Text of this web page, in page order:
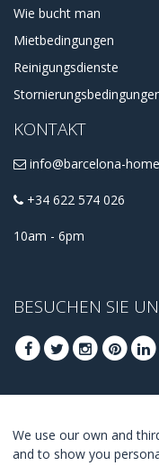
Wie bucht man
Mietbedingungen
Reinigungsdienste
KONTAKT
info@barcelona-
+34 622 574 026
10am - 6pm
BESUCHEN SIE
ZU ERHALTEN
We use our own and
and to show you